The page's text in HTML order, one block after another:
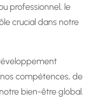
professionnel, le
crucial dans notre
compétences, de
bien-être global.